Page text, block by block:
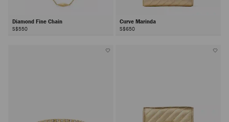
Diamond Fine Chain
S$550
Curve Marinda
S$650